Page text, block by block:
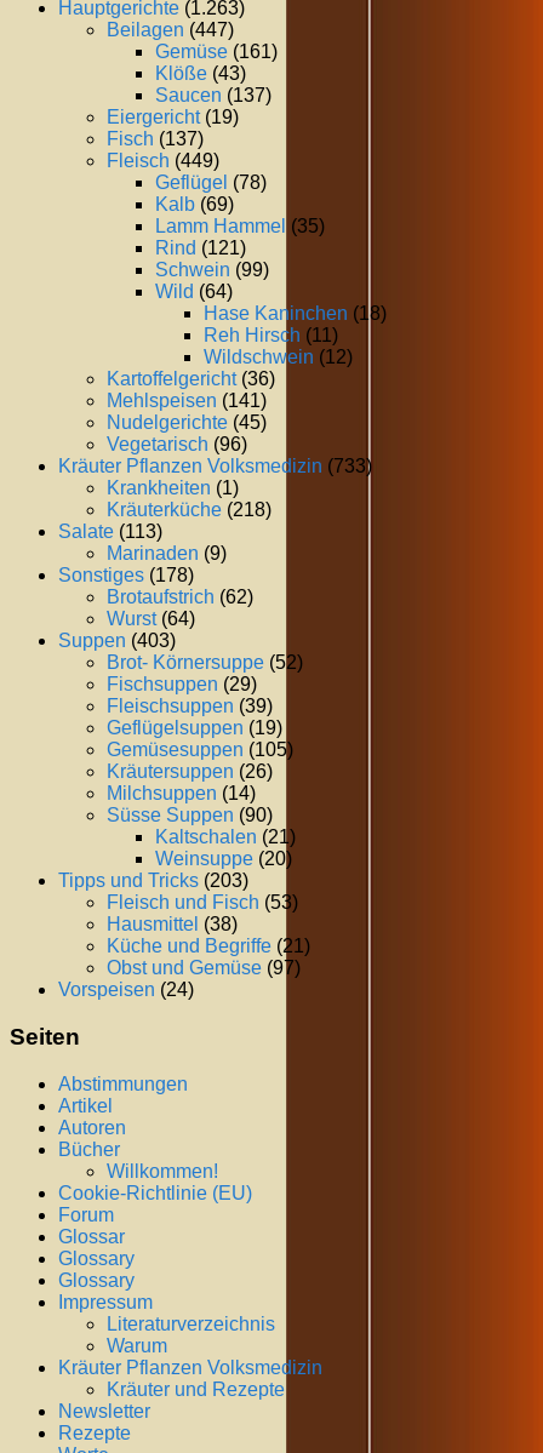
Hauptgerichte (1.263)
Beilagen (447)
Gemüse (161)
Klöße (43)
Saucen (137)
Eiergericht(19)
Fisch (137)
Fleisch (449)
Geflügel (78)
Kalb (69)
Lamm Hammel (35)
Rind (121)
Schwein (99)
Wild (64)
Hase Kaninchen (18)
Reh Hirsch (11)
Wildschwein (12)
Kartoffelgericht(36)
Mehlspeisen (141)
Nudelgerichte (45)
Vegetarisch (96)
Kräuter Pflanzen Volksmedizin (733)
Krankheiten (1)
Kräuterküche (218)
Salate (113)
Marinaden (9)
Sonstiges (178)
Brotaufstrich (62)
Wurst(64)
Suppen (403)
Brot- Körnersuppe (52)
Fischsuppen (29)
Fleischsuppen (39)
Geflügelsuppen (19)
Gemüsesuppen (105)
Kräutersuppen (26)
Milchsuppen (14)
Süsse Suppen (90)
Kaltschalen (21)
Weinsuppe (20)
Tipps und Tricks (203)
Fleisch und Fisch (53)
Hausmittel (38)
Küche und Begriffe (21)
Obst und Gemüse (97)
Vorspeisen (24)
Seiten
Abstimmungen
Artikel
Autoren
Bücher
Willkommen!
Cookie-Richtlinie (EU)
Forum
Glossar
Glossary
Glossary
Impressum
Literaturverzeichnis
Warum
Kräuter Pflanzen Volksmedizin
Kräuter und Rezepte
Newsletter
Rezepte